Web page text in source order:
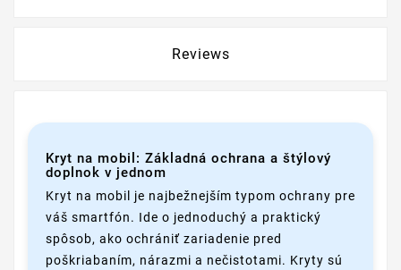
Reviews
Kryt na mobil: Základná ochrana a štýlový
doplnok v jednom
Kryt na mobil je najbežnejším typom ochrany pre
váš smartfón. Ide o jednoduchý a praktický
spôsob, ako ochrániť zariadenie pred
poškriabaním, nárazmi a nečistotami. Kryty sú